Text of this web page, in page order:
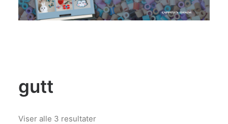
Blogg
gutt
Viser alle 3 resultaterSortert